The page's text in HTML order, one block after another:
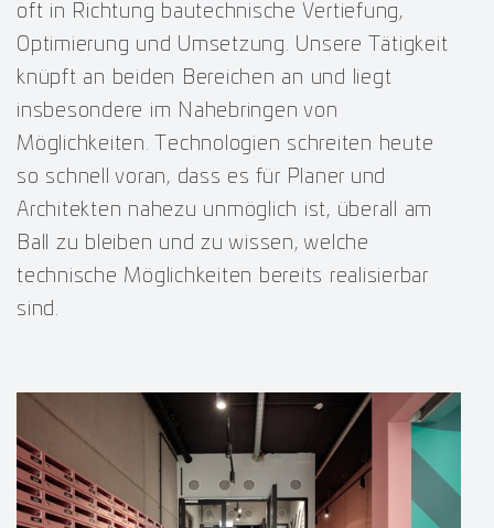
oft in Richtung bautechnische Vertiefung,
Optimierung und Umsetzung. Unsere Tätigkeit
knüpft an beiden Bereichen an und liegt
insbesondere im Nahebringen von
Möglichkeiten. Technologien schreiten heute
so schnell voran, dass es für Planer und
Architekten nahezu unmöglich ist, überall am
Ball zu bleiben und zu wissen, welche
technische Möglichkeiten bereits realisierbar
sind.